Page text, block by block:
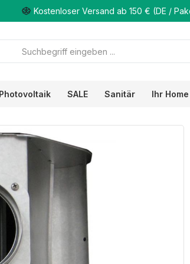
Kostenloser Versand ab 150 € (DE /
Photovoltaik SALE Sanitär Ihr